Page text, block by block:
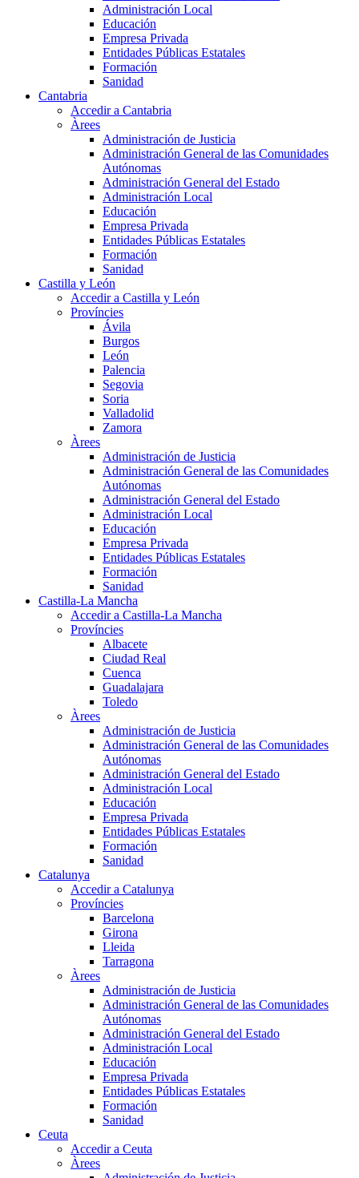
Administración Local
Educación
Empresa Privada
Entidades Públicas Estatales
Formación
Sanidad
Cantabria
Accedir a Cantabria
Àrees
Administración de Justicia
Administración General de las Comunidades
Autónomas
Administración General del Estado
Administración Local
Educación
Empresa Privada
Entidades Públicas Estatales
Formación
Sanidad
Castilla y León
Accedir a Castilla y León
Províncies
Ávila
Burgos
León
Palencia
Segovia
Soria
Valladolid
Zamora
Àrees
Administración de Justicia
Administración General de las Comunidades
Autónomas
Administración General del Estado
Administración Local
Educación
Empresa Privada
Entidades Públicas Estatales
Formación
Sanidad
Castilla-La Mancha
Accedir a Castilla-La Mancha
Províncies
Albacete
Ciudad Real
Cuenca
Guadalajara
Toledo
Àrees
Administración de Justicia
Administración General de las Comunidades
Autónomas
Administración General del Estado
Administración Local
Educación
Empresa Privada
Entidades Públicas Estatales
Formación
Sanidad
Catalunya
Accedir a Catalunya
Províncies
Barcelona
Girona
Lleida
Tarragona
Àrees
Administración de Justicia
Administración General de las Comunidades
Autónomas
Administración General del Estado
Administración Local
Educación
Empresa Privada
Entidades Públicas Estatales
Formación
Sanidad
Ceuta
Accedir a Ceuta
Àrees